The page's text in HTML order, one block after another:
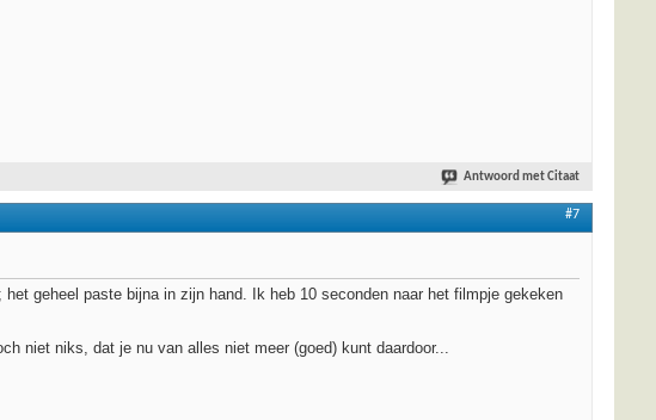
Antwoord met Citaat
#7
geheel paste bijna in zijn hand. Ik heb 10 seconden naar het filmpje gekeken
niet niks, dat je nu van alles niet meer (goed) kunt daardoor...